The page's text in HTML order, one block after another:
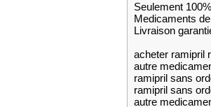
Seulement
Medicaments
Livraison
acheter ramipril
autre
ramipril sans
ramipril sans
autre